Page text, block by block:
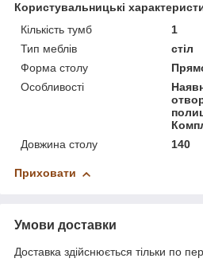
Користувальницькі
Кількість тумб
1
Тип меблів
стіл
Форма столу
Особливості
Довжина столу
140
Приховати
Умови доставки
Доставка здійснюється тільки по